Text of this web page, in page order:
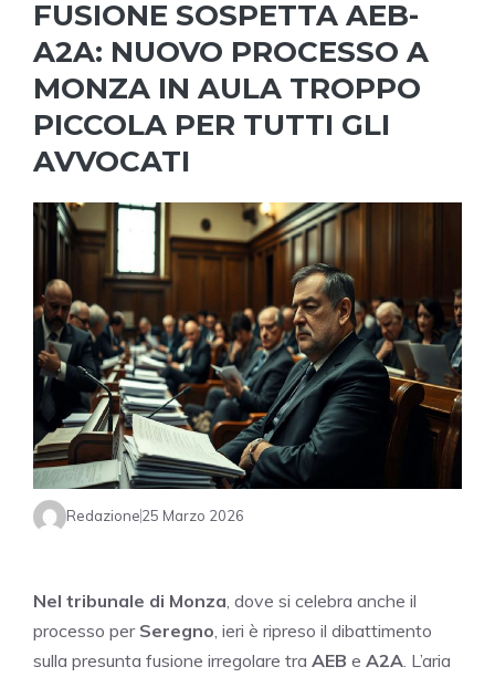
FUSIONE SOSPETTA AEB-
A2A: NUOVO PROCESSO A
MONZA IN AULA TROPPO
PICCOLA PER TUTTI GLI
AVVOCATI
Redazione25 Marzo 2026
Nel tribunale di Monza , dove si celebra anche il
processo per Seregno , ieri è ripreso il dibattimento
sulla presunta fusione irregolare tra AEB e A2A . L’aria